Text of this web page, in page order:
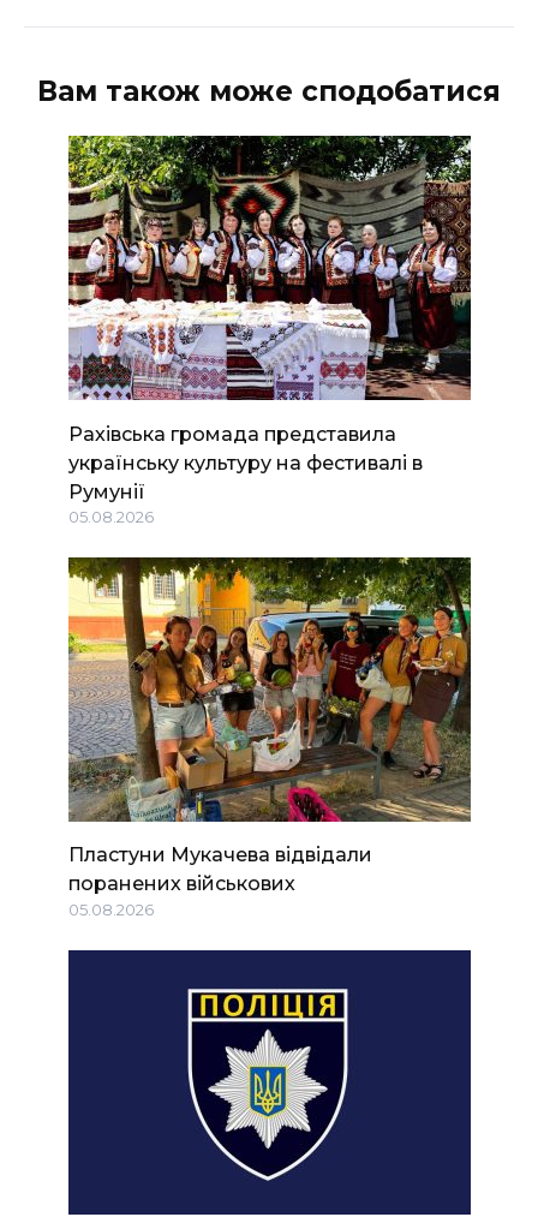
Вам також може сподобатися
Рахівська громада представила
українську культуру на фестивалі в
Румунії
05.08.2026
Пластуни Мукачева відвідали
поранених військових
05.08.2026